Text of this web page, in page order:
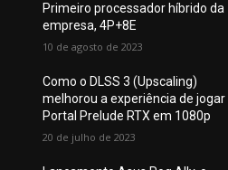
Primeiro processador híbrido da
empresa, 4P+8E
10 de agosto de 2023
Como o DLSS 3 (Upscaling)
melhorou a experiência de jogar
Portal Prelude RTX em 1080p
20 de julho de 2023